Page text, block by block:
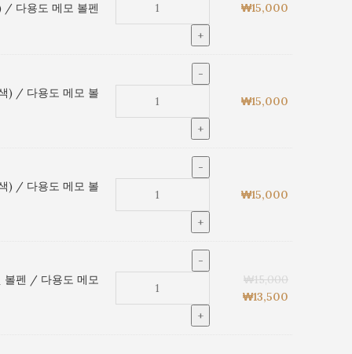
/ 다용도 메모 볼펜 ₩15,000
) / 다용도 메모 볼
₩15,000
) / 다용도 메모 볼
₩15,000
볼펜 / 다용도 메모 ₩15,000
₩13,500